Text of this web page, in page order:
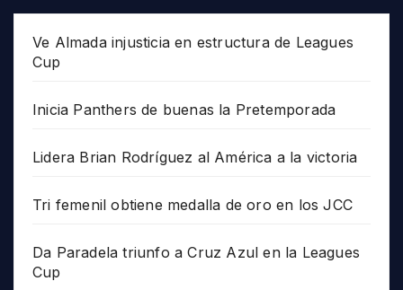
Ve Almada injusticia en estructura de Leagues
Cup
Inicia Panthers de buenas la Pretemporada
Lidera Brian Rodríguez al América a la victoria
Tri femenil obtiene medalla de oro en los JCC
Da Paradela triunfo a Cruz Azul en la Leagues
Cup